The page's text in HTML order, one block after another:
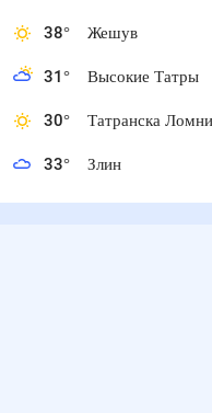
38° Жешув
31° Высокие Татры
30° Татранска
33° Злин